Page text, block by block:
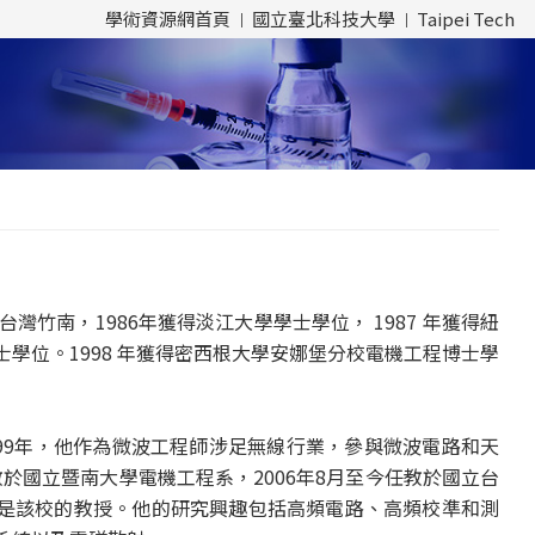
學術資源網首頁 國立臺北科技大學 Taipei Tech
灣竹南，1986年獲得淡江大學學士學位， 1987 年獲得紐
位。1998 年獲得密西根大學安娜堡分校電機工程博士學
年，他作為微波工程師涉足無線行業，參與微波電路和天
國立暨南大學電機工程系，2006年8月至今任教於國立台
該校的教授。他的研究興趣包括高頻電路、高頻校準和測